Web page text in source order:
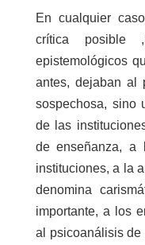
En cualquier
crítica posible
epistemológicos
antes, dejaban al
sospechosa, sino
de las
de enseñanza, a
instituciones, a la
denomina
importante, a los
al psicoanálisis